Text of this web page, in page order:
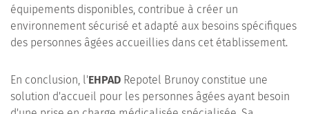
équipements disponibles, contribue à créer un
environnement sécurisé et adapté aux besoins spécifiques
des personnes âgées accueillies dans cet établissement.
En conclusion, l'EHPAD Repotel Brunoy constitue une
solution d'accueil pour les personnes âgées ayant besoin